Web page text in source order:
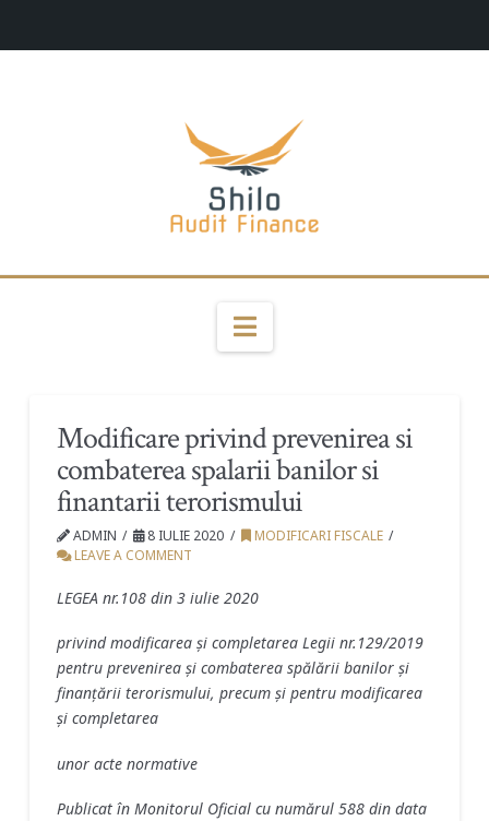
Navigation
Modificare privind prevenirea si
combaterea spalarii banilor si
finantarii terorismului
ADMIN 8 IULIE 2020
MODIFICARI FISCALE
LEAVE A COMMENT
LEGEA nr.108 din 3 iulie 2020
privind modificarea şi completarea Legii nr.129/2019
pentru prevenirea şi combaterea spălării banilor şi
finanţării terorismului, precum şi pentru modificarea
şi completarea
unor acte normative
Publicat în Monitorul Oficial cu numărul 588 din data